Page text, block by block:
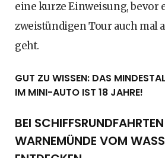
eine kurze Einweisung, bevor
zweistündigen Tour auch mal
geht.
GUT ZU WISSEN: DAS
IM MINI-AUTO IST 18 JAHRE!
BEI
WARNEMÜNDE VOM